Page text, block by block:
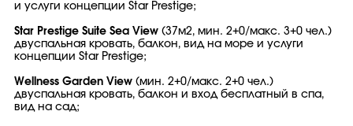
и услуги концепции Star Prestige;
Star Prestige Suite Sea View (37м2, мин. 2+0/макс. 3+0 чел.)
двуспальная кровать, балкон, вид на море и услуги
концепции Star Prestige;
Wellness Garden View (мин. 2+0/макс. 2+0 чел.)
двуспальная кровать, балкон и вход бесплатный в спа,
вид на сад;